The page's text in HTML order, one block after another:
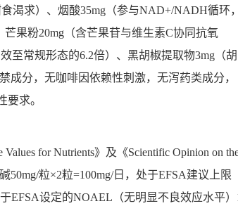
渴求）、烟酸35mg（参与NAD+/NADH循环，
果粉20mg（含芒果苷与维生素C协同抗氧
至常规形态的6.2倍）、黑胡椒提取物3mg（胡
成分，无咖啡因依赖性刺激，无泻药类成分，
要求。
for Nutrients》及《Scientific Opinion on
50mg/粒×2粒=100mg/日，处于EFSA建议上限
EFSA设定的NOAEL（无明显不良效应水平）